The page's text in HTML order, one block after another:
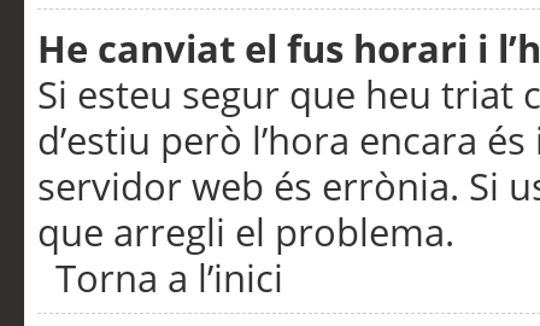
He canviat el fus horari i
Si esteu segur que heu triat
d’estiu però l’hora encara
servidor web és errònia. Si
que arregli el problema.
Torna a l’inici